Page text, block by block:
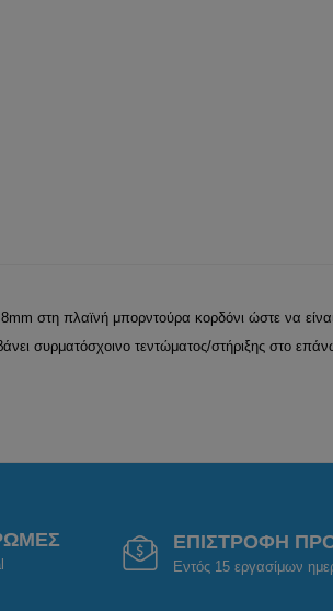
στη πλαϊνή μπορντούρα κορδόνι ώστε να
συρματόσχοινο τεντώματος/στήριξης στο
ΕΠΙΣΤΡΟΦΗ
Εντός 15 εργασίμων